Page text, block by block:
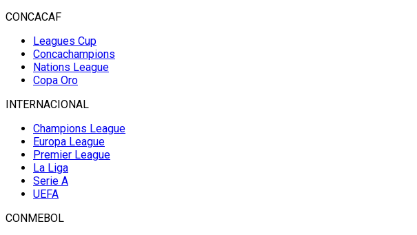
CONCACAF
Leagues Cup
Concachampions
Nations League
Copa Oro
INTERNACIONAL
Champions League
Europa League
Premier League
La Liga
Serie A
UEFA
CONMEBOL